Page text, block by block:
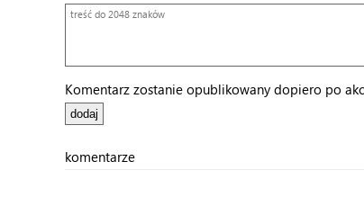
Komentarz zostanie opublikowany dopiero po
komentarze